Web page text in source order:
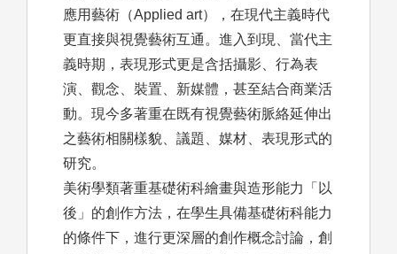
應用藝術（Applied art），在現代主義時代
更直接與視覺藝術互通。進入到現、當代主
義時期，表現形式更是含括攝影、行為表
演、觀念、裝置、新媒體，甚至結合商業活
動。現今多著重在既有視覺藝術脈絡延伸出
之藝術相關樣貌、議題、媒材、表現形式的
研究。
美術學類著重基礎術科繪畫與造形能力「以
後」的創作方法，在學生具備基礎術科能力
的條件下，進行更深層的創作概念討論，創